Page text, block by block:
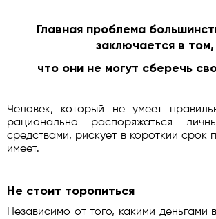
Главная проблема
заключается в том,
что они не могут сберечь
Человек, который не умеет
рационально распоряжаться
средствами, рискует в короткий срок
имеет.
Не стоит торопиться
Независимо от того, какими деньгами